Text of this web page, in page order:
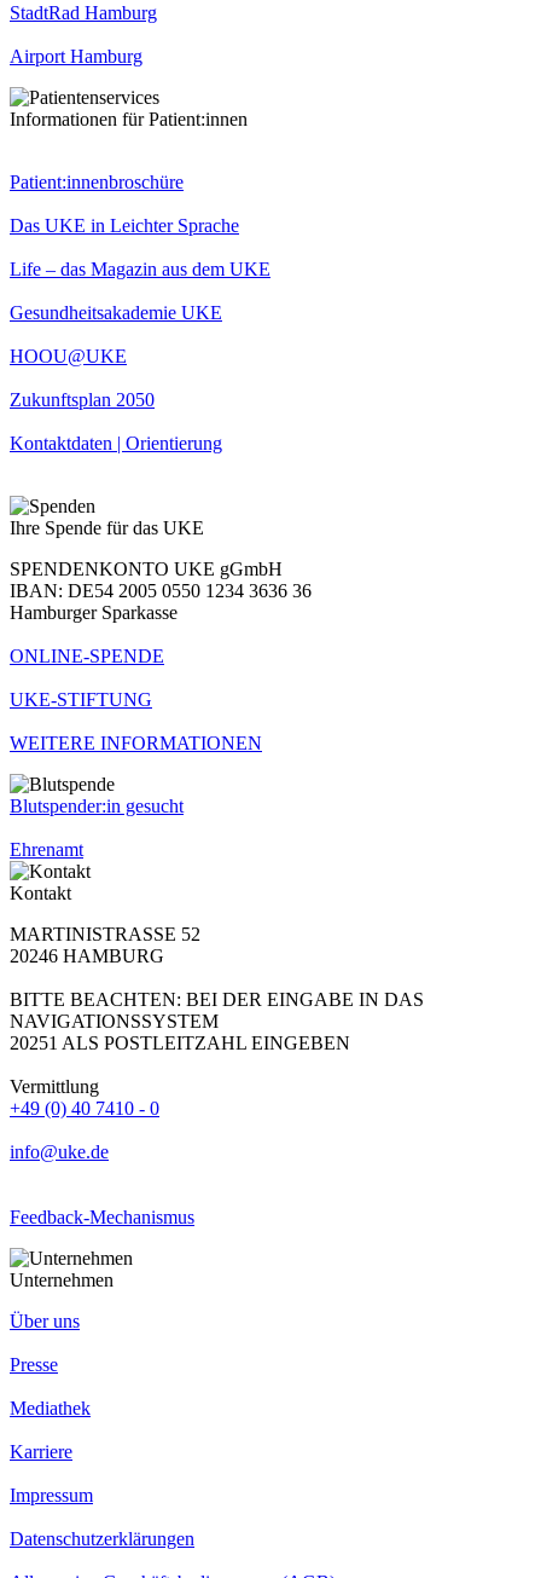
StadtRad Hamburg
Airport Hamburg
Informationen für Patient:innen
Patient:innenbroschüre
Das UKE in Leichter Sprache
Life – das Magazin aus dem UKE
Gesundheitsakademie UKE
HOOU@UKE
Zukunftsplan 2050
Kontaktdaten | Orientierung
Ihre Spende für das UKE
SPENDENKONTO UKE gGmbH
IBAN: DE54 2005 0550 1234 3636 36
Hamburger Sparkasse
ONLINE-SPENDE
UKE-STIFTUNG
WEITERE INFORMATIONEN
Blutspender:in gesucht
Ehrenamt
Kontakt
MARTINISTRASSE 52
20246 HAMBURG
BITTE BEACHTEN: BEI DER EINGABE IN DAS
NAVIGATIONSSYSTEM
20251 ALS POSTLEITZAHL EINGEBEN
Vermittlung
+49 (0) 40 7410 - 0
info@uke.de
Feedback-Mechanismus
Unternehmen
Über uns
Presse
Mediathek
Karriere
Impressum
Datenschutzerklärungen